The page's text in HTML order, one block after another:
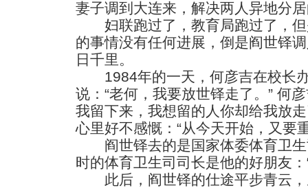
妻子调到大连来，解决两人异地分
妇联跑过了，教育局跑过了，但
的事情没有任何进展，倒是阎世铎
日千里。
1984年的一天，何彦吉在校长办
说：“老何，我要放世铎走了。” 何
我留下来，我想留的人你却给我放
心里好不感慨：“从今天开始，又要
阎世铎去的是国家体委体育卫生
时的体育卫生司司长是他的好朋友
此后，阎世铎的仕途平步青云，